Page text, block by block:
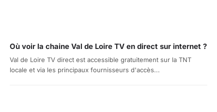
Où voir la chaine Val de Loire TV en direct sur internet ?
Val de Loire TV direct est accessible gratuitement sur la TNT
locale et via les principaux fournisseurs d'accès...